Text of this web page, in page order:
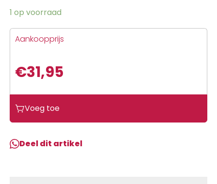
1 op voorraad
Aankoopprijs
€31,95
Voeg toe
Deel dit artikel